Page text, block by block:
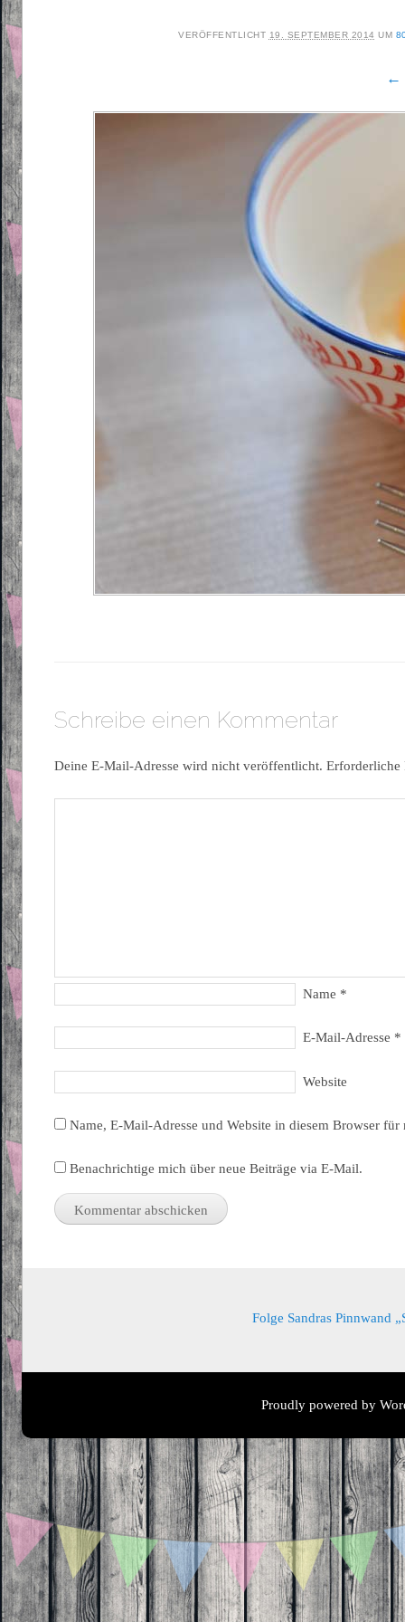
VERÖFFENTLICHT 19. SEPTEMBER 2014 UM
←
Schreibe einen Kommentar
Deine E-Mail-Adresse wird nicht veröffentlicht.
Name *
E-Mail-Adresse *
Website
Name, E-Mail-Adresse und Website in diesem Browser
Benachrichtige mich über neue Beiträge via E-Mail.
Folge Sandras Pinnwand
Proudly powered by